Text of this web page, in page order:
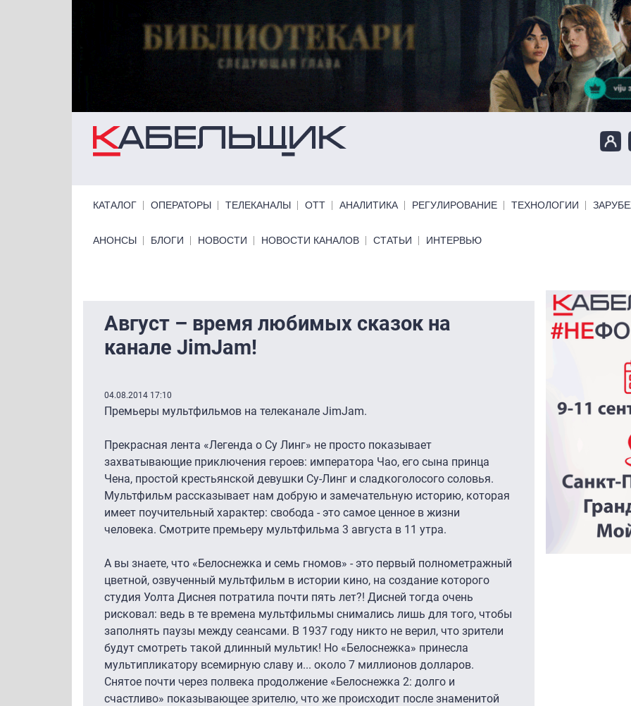
КАТАЛОГ ОПЕРАТОРЫ ТЕЛЕКАНАЛЫ ОТТ АНАЛИТИКА РЕГУЛИРОВАНИЕ ТЕХНОЛОГИИ
Primary links bottom
АНОНСЫ БЛОГИ НОВОСТИ НОВОСТИ КАНАЛОВ СТАТЬИ ИНТЕРВЬЮ
Август – время любимых сказок на
канале JimJam!
04.08.2014 17:10
Премьеры мультфильмов на телеканале JimJam.
Прекрасная лента «Легенда о Су Линг» не просто показывает
захватывающие приключения героев: императора Чао, его сына принца
Чена, простой крестьянской девушки Су-Линг и сладкоголосого соловья.
Мультфильм рассказывает нам добрую и замечательную историю, которая
имеет поучительный характер: свобода - это самое ценное в жизни
человека. Смотрите премьеру мультфильма 3 августа в 11 утра.
А вы знаете, что «Белоснежка и семь гномов» - это первый полнометражный
цветной, озвученный мультфильм в истории кино, на создание которого
студия Уолта Диснея потратила почти пять лет?! Дисней тогда очень
рисковал: ведь в те времена мультфильмы снимались лишь для того, чтобы
заполнять паузы между сеансами. В 1937 году никто не верил, что зрители
будут смотреть такой длинный мультик! Но «Белоснежка» принесла
мультипликатору всемирную славу и... около 7 миллионов долларов.
Снятое почти через полвека продолжение «Белоснежка 2: долго и
счастливо» показывающее зрителю, что же происходит после знаменитой